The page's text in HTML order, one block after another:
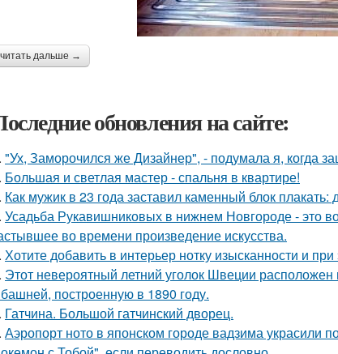
читать дальше →
обновления на сайте:
"Ух, Заморочился же Дизайнер", - подумала я, когда
Большая и светлая мастер - спальня в квартире!
Как мужик в 23 года заставил каменный блок
Усадьба Рукавишниковых в нижнем Новгороде - это
во времени произведение искусства.
Хотите добавить в интерьер нотку изысканности и
Этот невероятный летний уголок Швеции
построенную в 1890 году.
Гатчина. Большой гатчинский дворец.
Аэропорт ното в японском городе вадзима